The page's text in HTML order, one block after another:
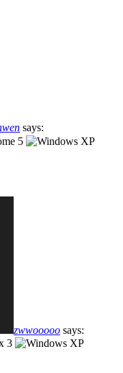
says:
zwwooooo says: